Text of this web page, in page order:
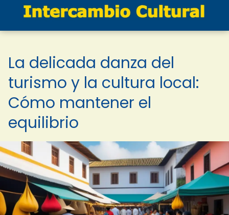
La delicada danza del
turismo y la cultura local:
Cómo mantener el
equilibrio